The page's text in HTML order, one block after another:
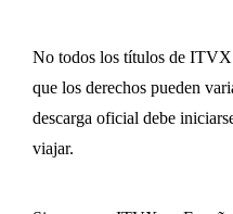
No todos los títulos de ITVX
que los derechos pueden
descarga oficial debe
viajar.